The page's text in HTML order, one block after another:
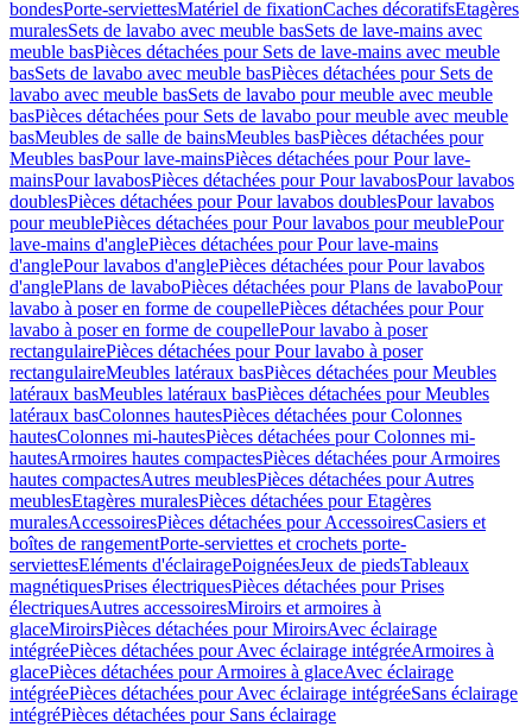
bondesPorte-serviettesMatériel de fixationCaches décoratifsEtagères
muralesSets de lavabo avec meuble basSets de lave-mains avec
meuble basPièces détachées pour Sets de lave-mains avec meuble
basSets de lavabo avec meuble basPièces détachées pour Sets de
lavabo avec meuble basSets de lavabo pour meuble avec meuble
basPièces détachées pour Sets de lavabo pour meuble avec meuble
basMeubles de salle de bainsMeubles basPièces détachées pour
Meubles basPour lave-mainsPièces détachées pour Pour lave-
mainsPour lavabosPièces détachées pour Pour lavabosPour lavabos
doublesPièces détachées pour Pour lavabos doublesPour lavabos
pour meublePièces détachées pour Pour lavabos pour meublePour
lave-mains d'anglePièces détachées pour Pour lave-mains
d'anglePour lavabos d'anglePièces détachées pour Pour lavabos
d'anglePlans de lavaboPièces détachées pour Plans de lavaboPour
lavabo à poser en forme de coupellePièces détachées pour Pour
lavabo à poser en forme de coupellePour lavabo à poser
rectangulairePièces détachées pour Pour lavabo à poser
rectangulaireMeubles latéraux basPièces détachées pour Meubles
latéraux basMeubles latéraux basPièces détachées pour Meubles
latéraux basColonnes hautesPièces détachées pour Colonnes
hautesColonnes mi-hautesPièces détachées pour Colonnes mi-
hautesArmoires hautes compactesPièces détachées pour Armoires
hautes compactesAutres meublesPièces détachées pour Autres
meublesEtagères muralesPièces détachées pour Etagères
muralesAccessoiresPièces détachées pour AccessoiresCasiers et
boîtes de rangementPorte-serviettes et crochets porte-
serviettesEléments d'éclairagePoignéesJeux de piedsTableaux
magnétiquesPrises électriquesPièces détachées pour Prises
électriquesAutres accessoiresMiroirs et armoires à
glaceMiroirsPièces détachées pour MiroirsAvec éclairage
intégréePièces détachées pour Avec éclairage intégréeArmoires à
glacePièces détachées pour Armoires à glaceAvec éclairage
intégréePièces détachées pour Avec éclairage intégréeSans éclairage
intégréPièces détachées pour Sans éclairage